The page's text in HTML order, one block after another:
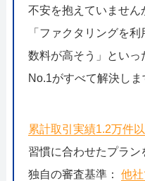
不安を抱えていません
「ファクタリングを
数料が高そう」といっ
No.1がすべて解決しま
累計取引実績1.2万件
習慣に合わせたプラン
独自の審査基準： 他